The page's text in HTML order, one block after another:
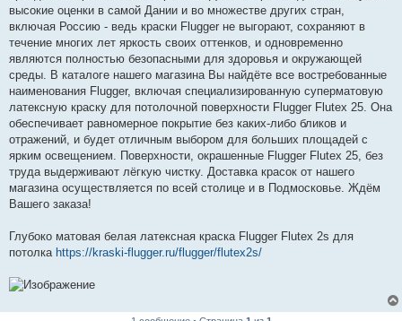
высокие оценки в самой Дании и во множестве других стран,
включая Россию - ведь краски Flugger не выгорают, сохраняют в
течение многих лет яркость своих оттенков, и одновременно
являются полностью безопасными для здоровья и окружающей
среды. В каталоге нашего магазина Вы найдёте все востребованные
наименования Flugger, включая специализированную суперматовую
латексную краску для потолочной поверхности Flugger Flutex 25. Она
обеспечивает равномерное покрытие без каких-либо бликов и
отражений, и будет отличным выбором для больших площадей с
ярким освещением. Поверхности, окрашенные Flugger Flutex 25, без
труда выдерживают лёгкую чистку. Доставка красок от нашего
магазина осуществляется по всей столице и в Подмосковье. Ждём
Вашего заказа!
Глубоко матовая белая латексная краска Flugger Flutex 2s для
потолка https://kraski-flugger.ru/flugger/flutex2s/